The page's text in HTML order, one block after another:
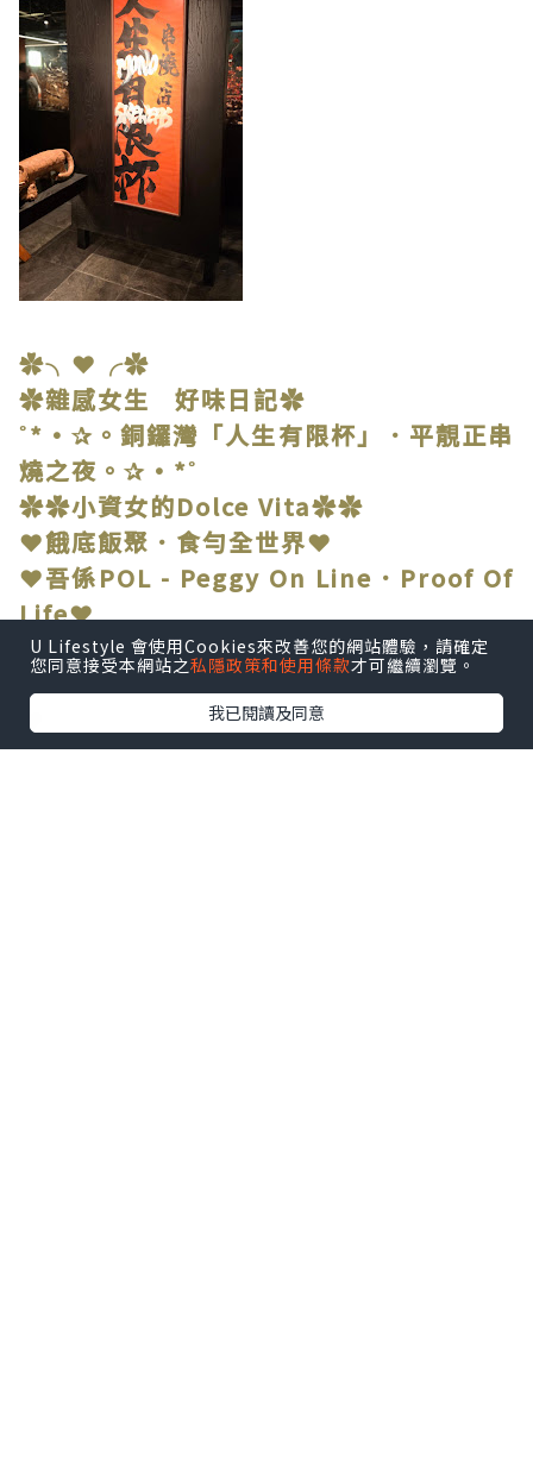
✿╮❤╭✿
✿雜感女生 好味日記✿
˚*•✰。銅鑼灣「人生有限杯」．平靚正串
燒之夜。✰•*˚
✿✿小資女的Dolce Vita✿✿
❤餓底飯聚．食勻全世界❤
❤吾係POL - Peggy On Line．Proof Of
Life❤
❤
近排真係忙到頭頂出煙，難得夾到姐妹放
U Lifestyle 會使用Cookies來改善您的網站體驗，請確定
您同意接受本網站之私隱政策和使用條款才可繼續瀏覽。
我已閱讀及同意